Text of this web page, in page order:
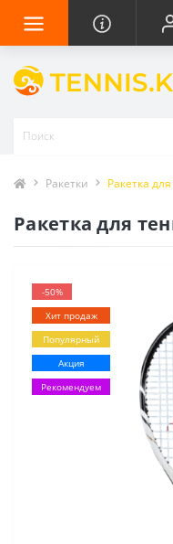
Ракетки Ракетка
Ракетка для
-50%
Хит продаж
Популярный
Акция
Рекомендуем